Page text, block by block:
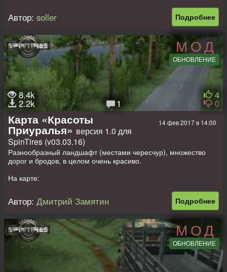
- 1 точка погрузки
- 4 точки разведки
- 1 стартовый авто + 4 слота
Подробнее
Автор: soller
МОД
ОБНОВЛЕНИЕ
8.4k
2.2k 1
4
0
14 фев 2017 в 14:00
Карта «Красоты
Приуралья» версия 1.0 для
SpinTires (v03.03.16)
Разнообразный ландшафт (местами чересчур), множество
дорог и бродов, в целом очень красиво.
На карте:
- 1 лесоповал
- 4 пилорамы
- 3 точки разведки
- 1 стартовый авто + 3 слота
Всем приятных покатушек!)
Подробнее
Автор: Дмитрий Замятин
МОД
ОБНОВЛЕНИЕ